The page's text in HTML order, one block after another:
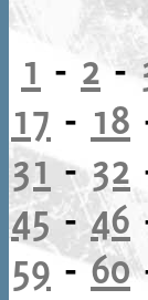
1 - 2-
17 - 18
31-32
45-46
59 -60